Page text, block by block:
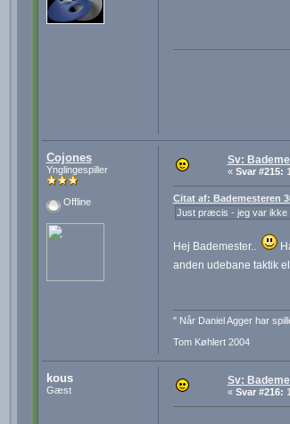
Cojones
Ynglingespiller
Offline
Sv:
« Svar #215:
Citat af: Bademesteren
Just præcis - jeg var ikke
Hej Bademester..
anden udebane taktik
" Når Daniel Agger har
Tom Køhlert 2004
kous
Gæst
Sv:
« Svar #216: